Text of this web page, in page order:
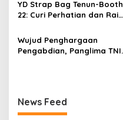
YD Strap Bag Tenun-Booth
22: Curi Perhatian dan Raih
Memandang Wastra
dengan Citra Nan Anggun
Wujud Penghargaan
Pengabdian, Panglima TNI
News Feed